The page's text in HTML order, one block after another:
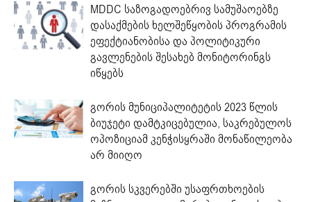
MDDC საზოგადოებრივ სამუშაოებზე
დასაქმების ხელშეწყობის პროგრამის
ეფექტიანობისა და პოლიტიკური
გავლენების შესახებ მონიტორინგს
იწყებს
გორის მუნიციპალიტეტის 2023 წლის
ბიუჯეტი დამტკიცებულია, საკრებულოს
ოპოზიციამ კენჭისყრაში მონაწილეობა
არ მიიღო
გორის სკვერებში უსაფრთხოების